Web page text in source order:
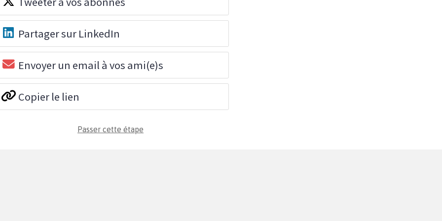
Partager sur LinkedIn
Envoyer un email à vos ami(e)s
Copier le lien
Passer cette étape